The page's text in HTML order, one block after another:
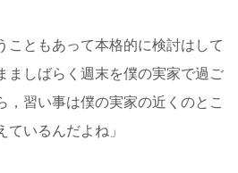
こともあって本格的に検討はして
ましばらく週末を僕の実家で過ご
，習い事は僕の実家の近くのとこ
ているんだよね」